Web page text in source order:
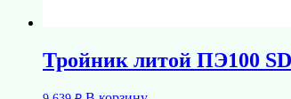
Тройник литой ПЭ100